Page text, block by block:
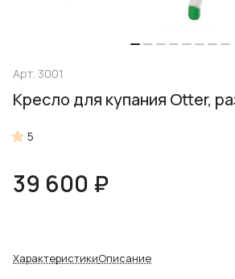
Арт. 3001
Кресло для купания Otter,
5
39 600 ₽
ХарактеристикиОписание